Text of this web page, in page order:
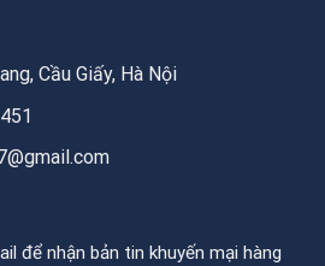
Cầu Giấy, Hà Nội
để nhận bản tin khuyến mại hàng